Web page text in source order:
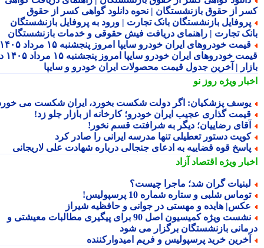
از حقوق بازنشستگان | نحوه دانلود گواهی کسر از حقوق
بازنشستگان بانک تجارت | ورود به پروفایل بازنشستگان
تجارت | راهنمای دریافت فیش حقوقی و خدمات بازنشستگان
قیمت خودروهای ایران خودرو سایپا امروز پنجشنبه ۱۵ مرداد ۱۴۰۵ |
قیمت خودروهای ایران خودرو سایپا امروز پنجشنبه ۱۵ مرداد ۱۴۰۵ در
| آخرین جدول قیمت محصولات ایران خودرو و سایپا
ویژهروز نو
پزشکیان: اگر دولت شکست بخورد، ایران شکست می خورد
گذاری عجیب ایران خودرو؛ کارخانه از بازار جلو زد!
رضاییان؛ دیگر به شرافتت قسم نخور!
دستور تعطیلی تنها مدرسه ایرانی را صادر کرد
قوه قضاییه به ادعای جنجالی درباره شهادت علی لاریجانی
ویژهاقتصاد آزاد
گران شد؛ ماجرا چیست؟
شلبی و ستاره شماره 10 پرسپولیس!
هایده و مهستی در جوانی و حافظیه شیراز
نشست ویژه کمیسیون اصل 90 برای پیگیری مطالبات معیشتی و
بازنشستگان برگزار می شود
خرید پرسپولیس و فریم امیدوارکننده